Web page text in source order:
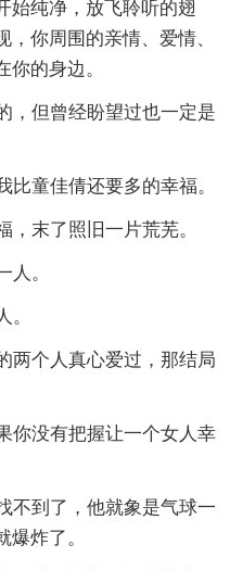
始纯净，放飞聆听的翅
你周围的亲情、爱情、
的身边。
，但曾经盼望过也一定是
比童佳倩还要多的幸福。
，末了照旧一片荒芜。
人。
。
两个人真心爱过，那结局
你没有把握让一个女人幸
不到了，他就象是气球一
炸了。